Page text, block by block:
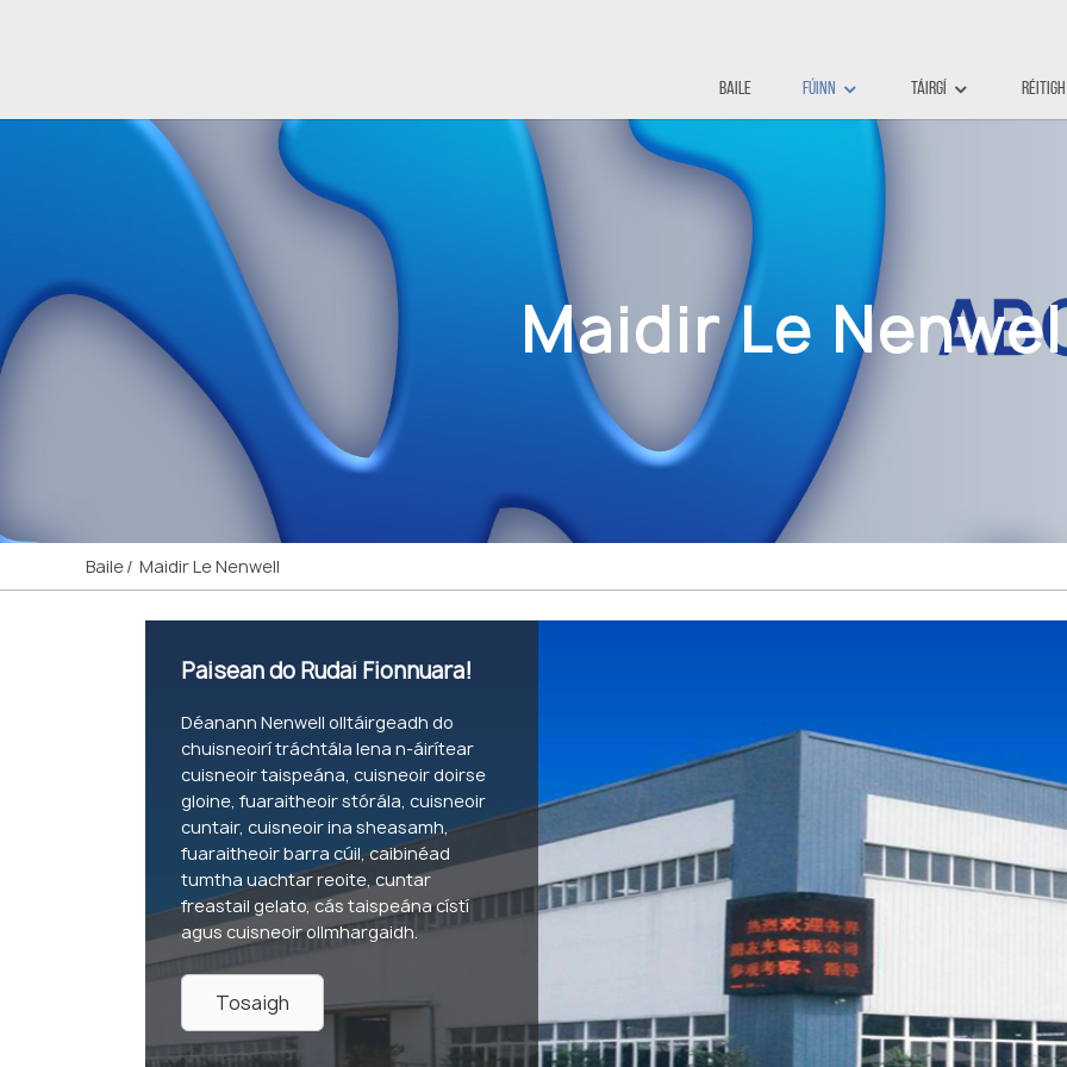
Baile Fúinn Táirgí Réitigh
Maidir Le
Baile Maidir Le Nenwell
Paisean do Rudaí Fionnuara!
Déanann Nenwell olltáirgeadh do
chuisneoirí tráchtála lena n-áirítear
cuisneoir taispeána, cuisneoir doirse
gloine, fuaraitheoir stórála, cuisneoir
cuntair, cuisneoir ina sheasamh,
fuaraitheoir barra cúil, caibinéad
tumtha uachtar reoite, cuntar
freastail gelato, cás taispeána cístí
agus cuisneoir ollmhargaidh.
Tosaigh